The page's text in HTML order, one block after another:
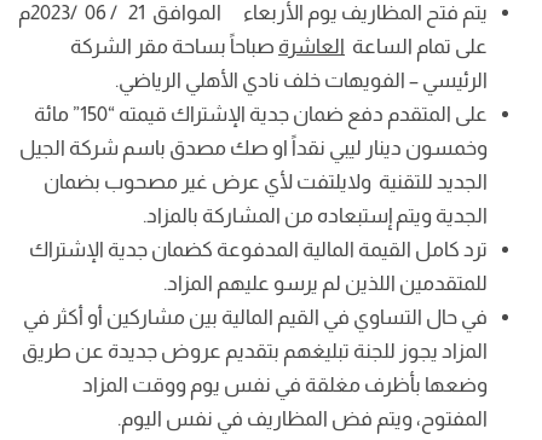
يتم فتح المظاريف يوم الأربعاء الموافق 21 / 06 /2023م
على تمام الساعة العاشرة صباحاً بساحة مقر الشركة
الرئيسي – الفويهات خلف نادي الأهلي الرياضي.
على المتقدم دفع ضمان جدية الإشتراك قيمته “150” مائة
وخمسون دينار ليبي نقداً او صك مصدق باسم شركة الجيل
الجديد للتقنية ولايلتفت لأي عرض غير مصحوب بضمان
الجدية ويتم إستبعاده من المشاركة بالمزاد.
ترد كامل القيمة المالية المدفوعة كضمان جدية الإشتراك
للمتقدمين اللذين لم يرسو عليهم المزاد.
في حال التساوي في القيم المالية بين مشاركين أو أكثر في
المزاد يجوز للجنة تبليغهم بتقديم عروض جديدة عن طريق
وضعها بأظرف مغلقة في نفس يوم ووقت المزاد
المفتوح، ويتم فض المظاريف في نفس اليوم.